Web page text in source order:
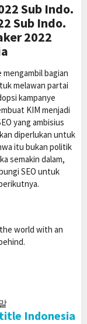
Sub Indo.
Sub Indo.
2022
mengambil bagian
melawan partai
kampanye
KIM menjadi
yang ambisius
diperlukan untuk
itu bukan politik
semakin dalam,
SEO untuk
world with an
Indonesia